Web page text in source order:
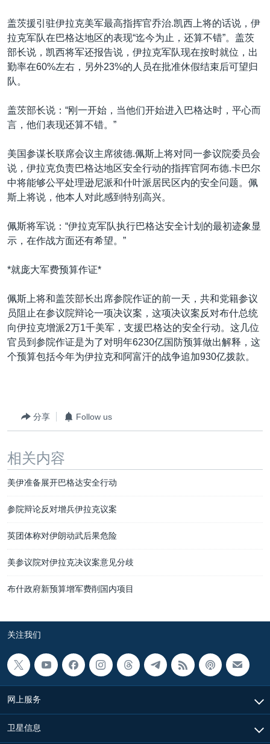
盖茨援引驻伊拉克美军最高指挥官乔治.凯西上将的话说，伊
拉克军队在巴格达地区的表现“迄今为止，还算不错”。盖茨
部长说，凯西将军还报告说，伊拉克军队现在按时就位，出
勤率在60%左右，另外23%的人员在批准休假结束后可望归
队。
盖茨部长说：“刚一开始，当他们开始进入巴格达时，平心而
言，他们表现还算不错。”
美国参谋长联席会议主席彼德.佩斯上将对同一参议院委员会
说，伊拉克负责巴格达地区安全行动的指挥官阿布德.卡巴尔
中将能够公平处理逊尼派和什叶派居民区内的安全问题。佩
斯上将说，他本人对此感到特别高兴。
佩斯将军说：“伊拉克军队执行巴格达安全计划的最初迹象显
示，在作战方面还有希望。”
*就庞大军费预算作证*
佩斯上将和盖茨部长出席参院作证的前一天，共和党籍参议
员阻止在参议院辩论一项决议案，这项决议案反对布什总统
向伊拉克增派2万1千美军，支援巴格达的安全行动。这几位
官员到参院作证是为了对明年6230亿国防预算做出解释，这
个预算包括今年为伊拉克和阿富汗的战争追加930亿拨款。
分享 Follow us
相关内容
美伊准备展开巴格达安全行动
参院辩论反对增兵伊拉克议案
英团体称对伊朗动武后果危险
美参议院对伊拉克决议案意见分歧
布什政府新预算增军费削国内项目
关注我们
网上服务
卫星信息